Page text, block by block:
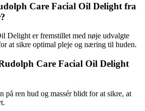
Care Facial Oil Delight fra
Delight er fremstillet med nøje udvalgte
at sikre optimal pleje og næring til huden.
Care Facial Oil Delight
på ren hud og massér blidt for at sikre, at